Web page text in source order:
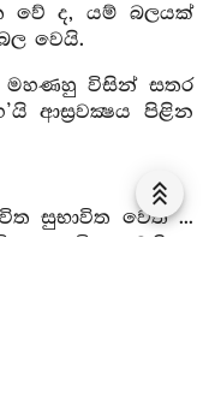
වේ ද, යම් බලයක්
වෙයි.
මහණහු විසින් සතර
ආස්‍රවක්‍ෂය පිළින
සුභාවිත වෙති ...
සුභාවිත වෙති ...